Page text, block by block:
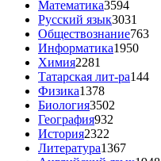
Математика3594
Русский язык3031
Обществознание763
Информатика1950
Химия2281
Татарская лит-ра144
Физика1378
Биология3502
География932
История2322
Литература1367